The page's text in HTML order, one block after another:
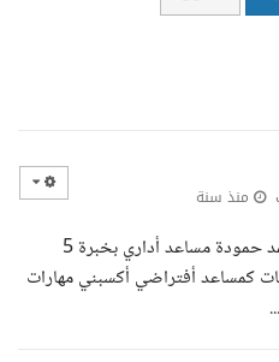
منذ سنة
مرحبا: سيد أيمن انا ميساء عمر محمد حمودة مساعد أداري بخبرة 5
كمساعد أفتراضي أكسبني مهارات